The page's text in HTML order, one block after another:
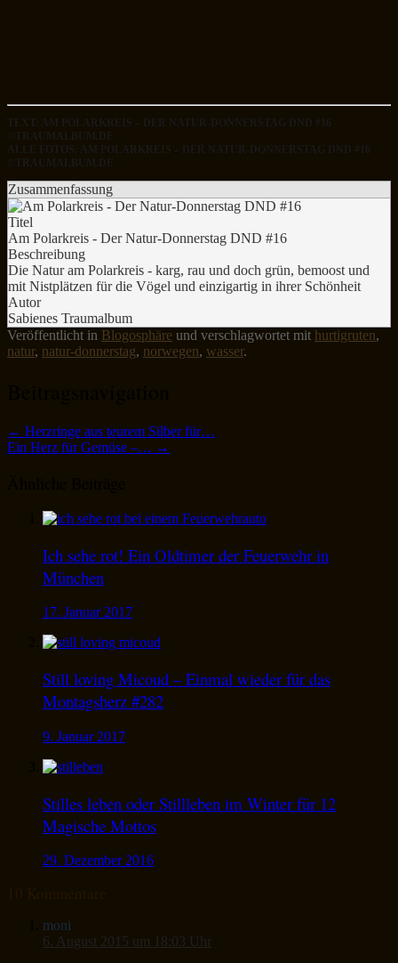
TEXT: AM POLARKREIS – DER NATUR-DONNERSTAG DND #16
©TRAUMALBUM.DE
ALLE FOTOS: AM POLARKREIS – DER NATUR-DONNERSTAG DND #16
©TRAUMALBUM.DE
Zusammenfassung
Titel
Am Polarkreis - Der Natur-Donnerstag DND #16
Beschreibung
Die Natur am Polarkreis - karg, rau und doch grün, bemoost und
mit Nistplätzen für die Vögel und einzigartig in ihrer Schönheit
Autor
Sabienes Traumalbum
Veröffentlicht in Blogosphäre und verschlagwortet mit hurtigruten,
natur, natur-donnerstag, norwegen, wasser.
← Herzringe aus teurem Silber für…
Ein Herz für Gemüse –… →
Ich sehe rot! Ein Oldtimer der Feuerwehr in
München
17. Januar 2017
Still loving Micoud – Einmal wieder für das
Montagsherz #282
9. Januar 2017
Stilles leben oder Stillleben im Winter für 12
Magische Mottos
29. Dezember 2016
moni
6. August 2015 um 18:03 Uhr